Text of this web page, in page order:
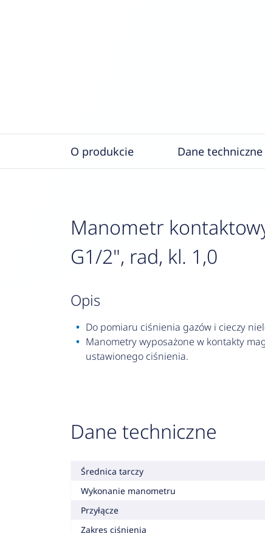
O produkcie Dane techniczne
Manometr
G1/2", rad, kl. 1,0
opis
Do pomiaru ciśnienia gazów i cieczy
Manometry wyposażone w kontakty
ustawionego ciśnienia.
Dane techniczne
Średnica tarczy
Wykonanie manometru
Przyłącze
Zakres ciśnienia